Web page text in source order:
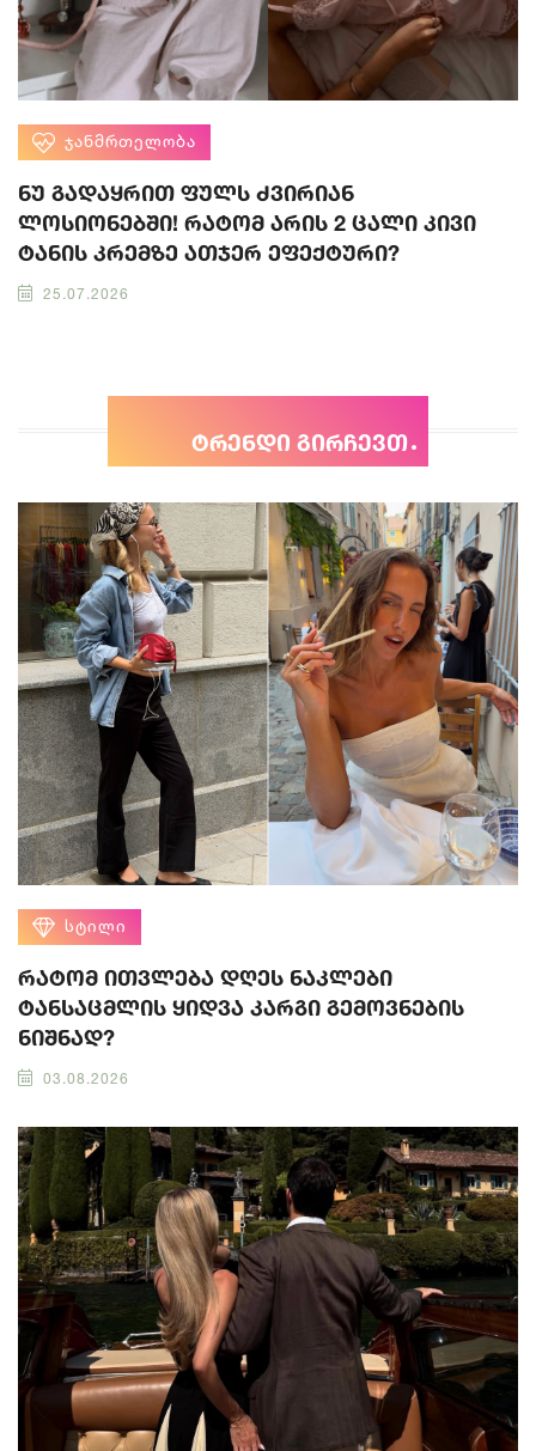
ᲯᲐᲜᲛᲠᲗᲔᲚᲝᲑᲐ
ნუ გადაყრით ფულს ძვირიან
ლოსიონებში! რატომ არის 2 ცალი კივი
ტანის კრემზე ათჯერ ეფექტური?
25.07.2026
ტრენდი გირჩევთ
ᲡᲢᲘᲚᲘ
რატომ ითვლება დღეს ნაკლები
ტანსაცმლის ყიდვა კარგი გემოვნების
ნიშნად?
03.08.2026